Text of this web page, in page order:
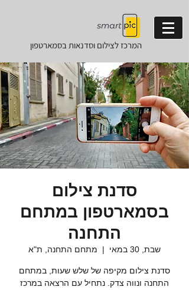
המרכז לצילום וסדנאותבסמארטפון
סדנת צילום
בסמארטפון במתחם
התחנה
שבת, 30 במאי
  |
מתחם התחנה, ת"א
סדנת צילום מקיפה של שלש שעות, במתחם
התחנה ונווה צדק. נתחיל עם הרצאה במרכז